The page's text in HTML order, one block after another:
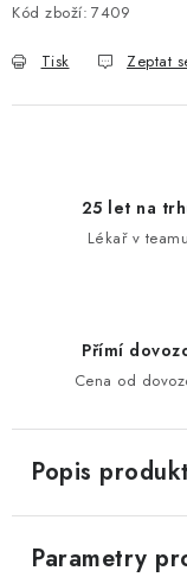
Kód zboží: 7409
Tisk Zeptat
25 let na
Lékař v teamu
Přímí
Cena od
Popis
Parametry